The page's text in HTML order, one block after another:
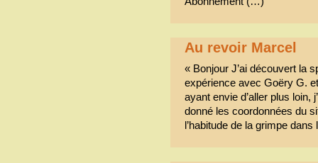
Au revoir Marcel
« Bonjour J’ai découvert la
expérience avec Goëry G.
ayant envie d’aller plus loin,
donné les coordonnées du
l’habitude de la grimpe